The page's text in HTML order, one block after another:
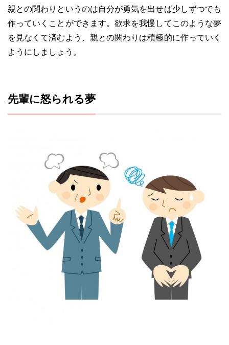
親との関わりというのは自分が勇気を出せば少しずつでも
作っていくことができます。欲求を我慢してこのような夢
を見なくて済むよう、親との関わりは積極的に作っていく
ようにしましょう。
先輩に怒られる夢